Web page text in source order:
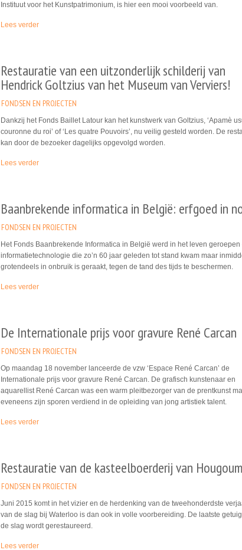
Instituut voor het Kunstpatrimonium, is hier een mooi voorbeeld van.
Lees verder
Restauratie van een uitzonderlijk schilderij van
Hendrick Goltzius van het Museum van Verviers!
FONDSEN EN PROJECTEN
Dankzij het Fonds Baillet Latour kan het kunstwerk van Goltzius, ‘Apamè
couronne du roi’ of ‘Les quatre Pouvoirs’, nu veilig gesteld worden. De
kan door de bezoeker dagelijks opgevolgd worden.
Lees verder
Baanbrekende informatica in België: erfgoed in
FONDSEN EN PROJECTEN
Het Fonds Baanbrekende Informatica in België werd in het leven geroepen
informatietechnologie die zo’n 60 jaar geleden tot stand kwam maar
grotendeels in onbruik is geraakt, tegen de tand des tijds te beschermen.
Lees verder
De Internationale prijs voor gravure René Carcan
FONDSEN EN PROJECTEN
Op maandag 18 november lanceerde de vzw ‘Espace René Carcan’ de
Internationale prijs voor gravure René Carcan. De grafisch kunstenaar en
aquarellist René Carcan was een warm pleitbezorger van de prentkunst
eveneens zijn sporen verdiend in de opleiding van jong artistiek talent.
Lees verder
Restauratie van de kasteelboerderij van
FONDSEN EN PROJECTEN
Juni 2015 komt in het vizier en de herdenking van de tweehonderdste
van de slag bij Waterloo is dan ook in volle voorbereiding. De laatste
de slag wordt gerestaureerd.
Lees verder